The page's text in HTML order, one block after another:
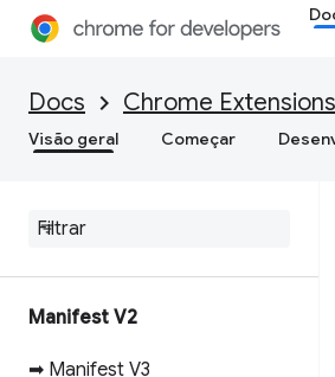
Docs Chrome Extensions
Visão geral Começar
Manifest V2
➡ Manifest V3